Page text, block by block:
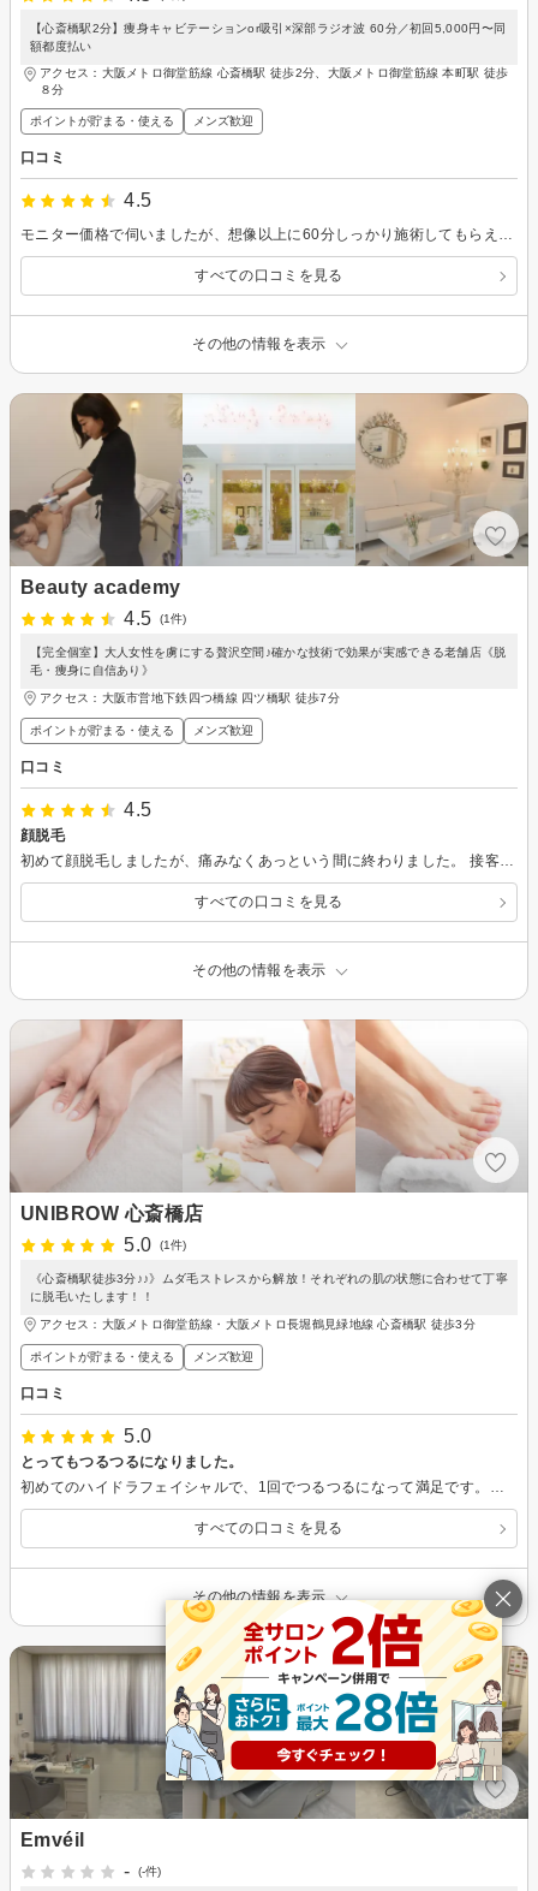
【心斎橋駅2分】痩身キャビテーションor吸引×深部ラジオ波 60分／初回5,000円〜同
額都度払い
アクセス：大阪メトロ御堂筋線 心斎橋駅 徒歩2分、大阪メトロ御堂筋線 本町駅 徒歩
８分
ポイントが貯まる・使える メンズ歓迎
口コミ
4.5
モニター価格で伺いましたが、想像以上に60分しっかり施術してもらえてこの値段は正直かなりお得だと思いました。 キャビ（または吸い上げ）と深部ラジオ波に加えて、オイルマッサージまで付いていて内容が充実しています。 初回モニターだったのでコースなど勧められるのかとビビっていたのですが都度払いなので無理なく通えるのも嬉しいポイントでした。 スタッフさんの対応も丁寧で安心感があり、価格以上の満足感があります。 ここなら続けて通えそうだなと思いました。 コスパ重視の方には特におすすめです。
すべての口コミを見る
その他の情報を表示
Beauty academy
4.5
(1件)
【完全個室】大人女性を虜にする贅沢空間♪確かな技術で効果が実感できる老舗店《脱
毛・痩身に自信あり》
アクセス：大阪市営地下鉄四つ橋線 四ツ橋駅 徒歩7分
ポイントが貯まる・使える メンズ歓迎
口コミ
4.5
顔脱毛
初めて顔脱毛しましたが、痛みなくあっという間に終わりました。 接客も、とてもフランクでお話ししやすく何でも聞きやすくて、緊張せずリラックスできました。 これから通って変化が分かるのが楽しみです。
すべての口コミを見る
その他の情報を表示
UNIBROW 心斎橋店
5.0
(1件)
《心斎橋駅徒歩3分♪♪》ムダ毛ストレスから解放！それぞれの肌の状態に合わせて丁寧
に脱毛いたします！！
アクセス：大阪メトロ御堂筋線・大阪メトロ長堀鶴見緑地線 心斎橋駅 徒歩3分
ポイントが貯まる・使える メンズ歓迎
口コミ
5.0
とってもつるつるになりました。
初めてのハイドラフェイシャルで、1回でつるつるになって満足です。またお願いしたいと思います。
すべての口コミを見る
その他の情報を表示
Emvéil
-
(-件)